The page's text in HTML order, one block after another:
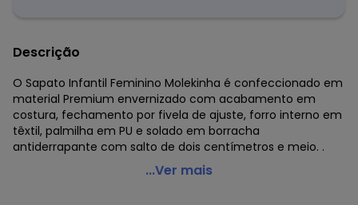
Descrição
O Sapato Infantil Feminino Molekinha é confeccionado em
material Premium envernizado com acabamento em
costura, fechamento por fivela de ajuste, forro interno em
têxtil, palmilha em PU e solado em borracha
antiderrapante com salto de dois centímetros e meio. .
Molekinha - Sapato Infantil Molekinha 2528119 -
...Ver mais